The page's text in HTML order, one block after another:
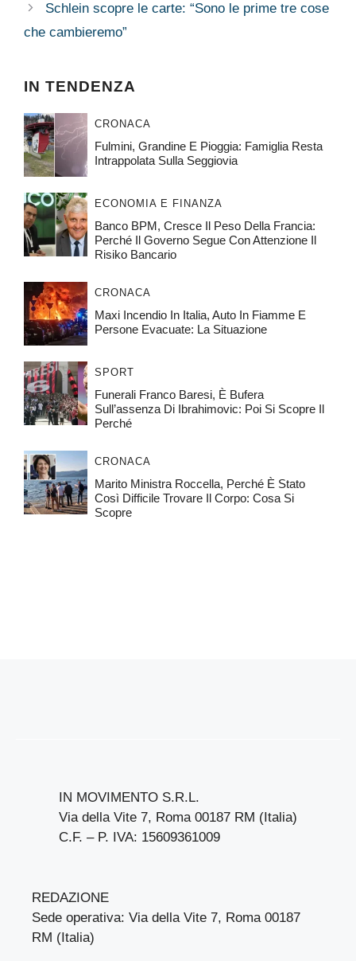
Schlein scopre le carte: “Sono le prime tre cose
che cambieremo”
IN TENDENZA
CRONACA
Fulmini, Grandine E Pioggia: Famiglia Resta
Intrappolata Sulla Seggiovia
ECONOMIA E FINANZA
Banco BPM, Cresce Il Peso Della Francia:
Perché Il Governo Segue Con Attenzione Il
Risiko Bancario
CRONACA
Maxi Incendio In Italia, Auto In Fiamme E
Persone Evacuate: La Situazione
SPORT
Funerali Franco Baresi, È Bufera
Sull’assenza Di Ibrahimovic: Poi Si Scopre Il
Perché
CRONACA
Marito Ministra Roccella, Perché È Stato
Così Difficile Trovare Il Corpo: Cosa Si
Scopre
IN MOVIMENTO S.R.L.
Via della Vite 7, Roma 00187 RM (Italia)
C.F. – P. IVA: 15609361009
REDAZIONE
Sede operativa: Via della Vite 7, Roma 00187
RM (Italia)